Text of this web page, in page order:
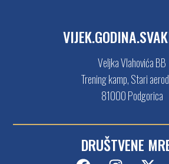
Veljka Vlahovića BB
Trening kamp, Stari
81000 Podgorica
DRUŠTVENE